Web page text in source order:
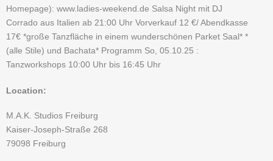
Homepage): www.ladies-weekend.de Salsa Night mit DJ
Corrado aus Italien ab 21:00 Uhr Vorverkauf 12 €/ Abendkasse
17€ *große Tanzfläche in einem wunderschönen Parket Saal* *
(alle Stile) und Bachata* Programm So, 05.10.25 :
Tanzworkshops 10:00 Uhr bis 16:45 Uhr
Location:
M.A.K. Studios Freiburg
Kaiser-Joseph-Straße 268
79098 Freiburg